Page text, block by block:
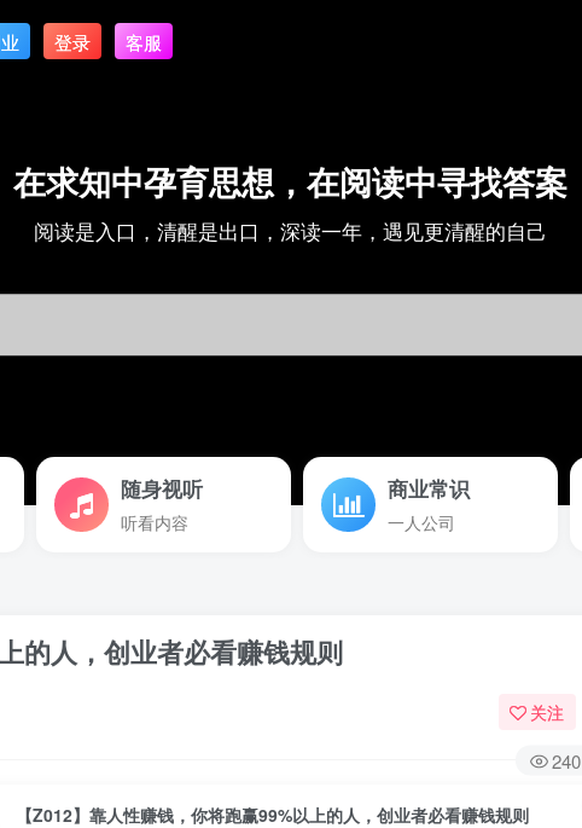
登录 客服
在求知中孕育思想，在阅读中寻找答案
阅读是入口，清醒是出口，深读一年，遇见更清醒的自己
随身视听
听看内容
商业常识
一人公司
的人，创业者必看赚钱规则
关注
240
【Z012】靠人性赚钱，你将跑赢99%以上的人，创业者必看赚钱规则